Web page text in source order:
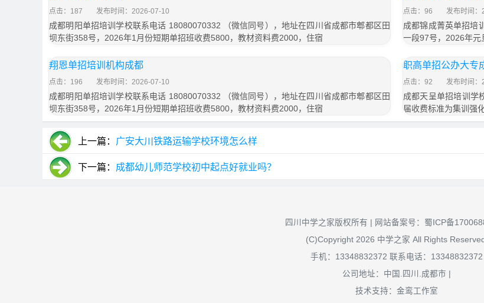
点击：187 发布时间：2026-07-10
成都明阳单招培训学校联系电话 18080070332 （微信同号），地址在四川省成都市郫都区田
坝东街358号，2026年1月份短期单招班收费5800，教材资料费2000，住宿
点击：96 发布时间
成都锦成菁英单招培
一段97号，2026年元
翔恩单招培训机构成都
点击：196 发布时间：2026-07-10
成都明阳单招培训学校联系电话 18080070332 （微信同号），地址在四川省成都市郫都区田
坝东街358号，2026年1月份短期单招班收费5800，教材资料费2000，住宿
职高单招公办大专
点击：92 发布时间
成都天呈单招培训学
届收费标准为集训强
上一篇： 广安大川铁路运输学校环境怎么样
下一篇： 成都幼儿师范学校初中起点好就业吗？
四川中学之家版权所有 | 网站备案号： 蜀ICP备
(C)Copyright 2026 中学之家 All Rights
手机：13348832372 联系电话：13348832372
公司地址：中国.四川.成都市 |
技术支持：金鸾工作室